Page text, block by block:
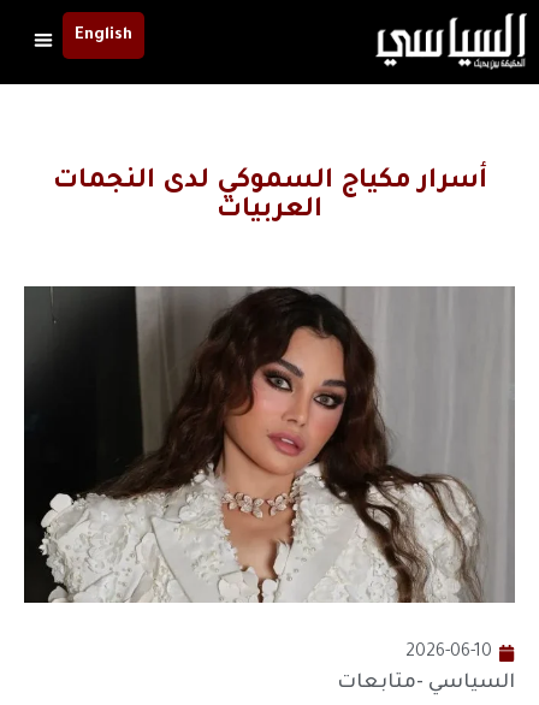
English
أسرار مكياج السموكي لدى النجمات
العربيات
2026-06-10
السياسي -متابعات